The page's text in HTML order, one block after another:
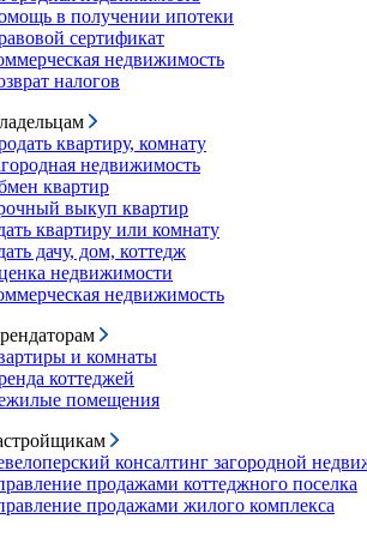
в получении ипотеки
сертификат
недвижимость
налогов
квартиру, комнату
недвижимость
квартир
выкуп квартир
квартиру или комнату
дачу, дом, коттедж
недвижимости
недвижимость
и комнаты
коттеджей
помещения
консалтинг загородной
продажами коттеджного поселка
продажами жилого комплекса